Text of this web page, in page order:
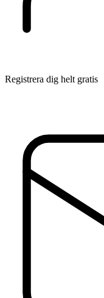
Registrera dig helt gratis